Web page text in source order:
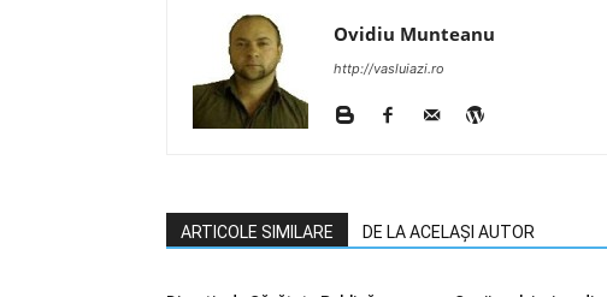
Ovidiu Munteanu
http://vasluiazi.ro
ARTICOLE SIMILARE DE LA ACELAȘI AUTOR